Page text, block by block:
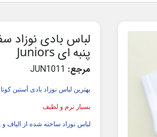
لباس بادی نوزاد
پنبه ای Juniors
مرجع:
بهترین لباس نوزاد بادی آستین
بسیار نرم و لطیف
لباس نوزاد ساخته شده از الیاف